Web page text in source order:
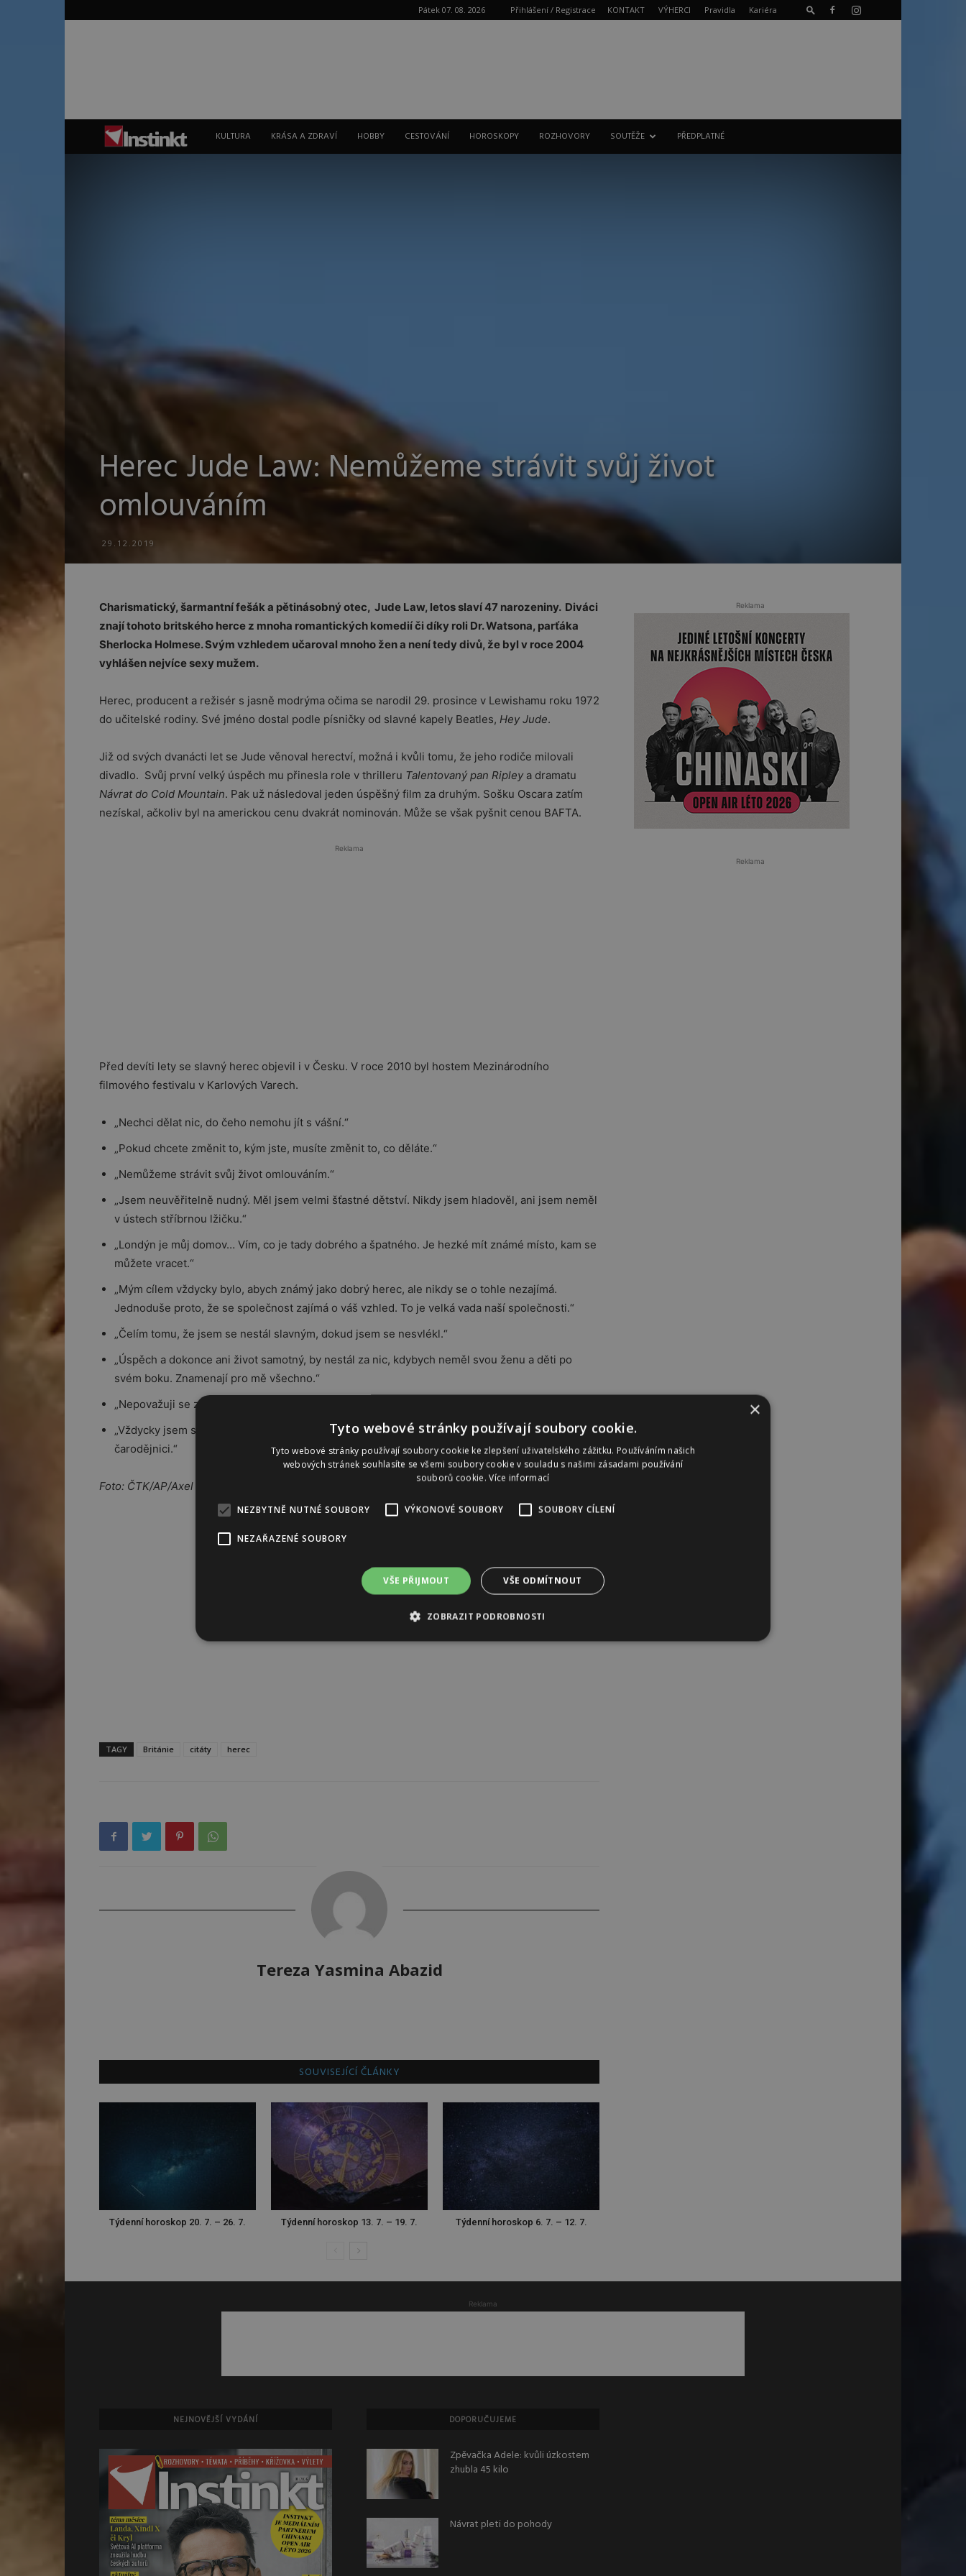
Pátek 07. 08. 2026 Přihlášení / Registrace KONTAKT VÝHERCI Pravidla Kariéra
Instinkt
KULTURA KRÁSA A ZDRAVÍ HOBBY CESTOVÁNÍ HOROSKOPY ROZHOVORY SOUTĚŽE PŘEDPLATNÉ
Herec Jude Law: Nemůžeme strávit svůj život
omlouváním
29.12.2019
Charismatický, šarmantní fešák a pětinásobný otec, Jude Law, letos slaví 47 narozeniny. Diváci
znají tohoto britského herce z mnoha romantických komedií či díky roli Dr. Watsona, parťáka
Sherlocka Holmese. Svým vzhledem učaroval mnoho žen a není tedy divů, že byl v roce 2004
vyhlášen nejvíce sexy mužem.
Herec, producent a režisér s jasně modrýma očima se narodil 29. prosince v Lewishamu roku 1972
do učitelské rodiny. Své jméno dostal podle písničky od slavné kapely Beatles, Hey Jude.
Již od svých dvanácti let se Jude věnoval herectví, možná i kvůli tomu, že jeho rodiče milovali
divadlo. Svůj první velký úspěch mu přinesla role v thrilleru Talentovaný pan Ripley a dramatu
Návrat do Cold Mountain. Pak už následoval jeden úspěšný film za druhým. Sošku Oscara zatím
nezískal, ačkoliv byl na americkou cenu dvakrát nominován. Může se však pyšnit cenou BAFTA.
Reklama
Před devíti lety se slavný herec objevil i v Česku. V roce 2010 byl hostem Mezinárodního
filmového festivalu v Karlových Varech.
„Nechci dělat nic, do čeho nemohu jít s vášní.“
„Pokud chcete změnit to, kým jste, musíte změnit to, co děláte.“
„Nemůžeme strávit svůj život omlouváním.“
„Jsem neuvěřitelně nudný. Měl jsem velmi šťastné dětství. Nikdy jsem hladověl, ani jsem neměl
v ústech stříbrnou lžičku.“
„Londýn je můj domov… Vím, co je tady dobrého a špatného. Je hezké mít známé místo, kam se
můžete vracet.“
„Mým cílem vždycky bylo, abych známý jako dobrý herec, ale nikdy se o tohle nezajímá.
Jednoduše proto, že se společnost zajímá o váš vzhled. To je velká vada naší společnosti.“
„Čelím tomu, že jsem se nestál slavným, dokud jsem se nesvlékl.“
„Úspěch a dokonce ani život samotný, by nestál za nic, kdybych neměl svou ženu a děti po
svém boku. Znamenají pro mě všechno.“
„Nepovažuji se za velkého znalce módy nebo stylu, i když si to lidé mohou myslet.“
„Vždycky jsem si myslel, že krásný princ z Popelky je nudná role. Radši byl hrát zlou
čarodějnici.“
Foto: ČTK/AP/Axel Schmidt
TAGY Británie citáty herec
Tereza Yasmina Abazid
SOUVISEJÍCÍ ČLÁNKY
Týdenní horoskop 20. 7. – 26. 7. Týdenní horoskop 13. 7. – 19. 7. Týdenní horoskop 6. 7. – 12. 7.
Reklama
Reklama
Reklama
NEJNOVĚJŠÍ VYDÁNÍ DOPORUČUJEME
Zpěvačka Adele: kvůli úzkostem
zhubla 45 kilo
Návrat pleti do pohody
×
Tyto webové stránky používají soubory cookie.
Tyto webové stránky používají soubory cookie ke zlepšení uživatelského zážitku. Používáním našich
webových stránek souhlasíte se všemi soubory cookie v souladu s našimi zásadami používání
souborů cookie.Více informací
NEZBYTNĚ NUTNÉ SOUBORY VÝKONOVÉ SOUBORY SOUBORY CÍLENÍ
NEZAŘAZENÉ SOUBORY
VŠE PŘIJMOUT VŠE ODMÍTNOUT
ZOBRAZIT PODROBNOSTI